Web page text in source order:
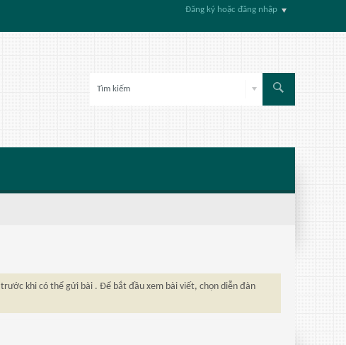
Đăng ký hoặc đăng nhập
trước khi có thể gửi bài . Để bắt đầu xem bài viết, chọn diễn đàn